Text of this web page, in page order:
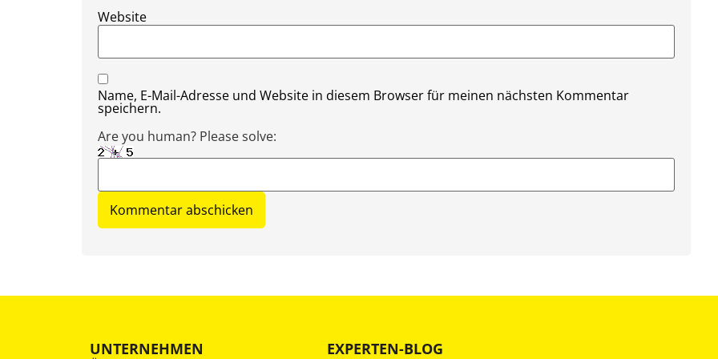
Website
Name, E-Mail-Adresse und Website in diesem Browser für meinen nächsten Kommentar
speichern.
Are you human? Please solve:
UNTERNEHMEN EXPERTEN-BLOG